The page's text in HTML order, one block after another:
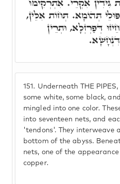
151. Underneath THE
some white, some black,
mingled into one color.
into seventeen nets, and
'tendons'. They interweave
bottom of the abyss.
nets, one of the
copper.
תְּהוֹמָא. תְּחוֹת אִלֵּין,
דְּפַרְזְלָא, וּתְרֵין
דִּנְחָשָׁא.